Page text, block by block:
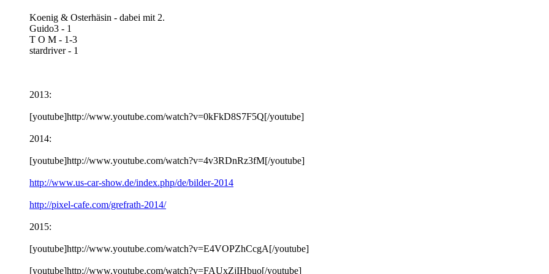
Koenig & Osterhäsin - dabei mit 2.
Guido3 - 1
T O M - 1-3
stardriver - 1
2013:
[youtube]http://www.youtube.com/watch?v=0kFkD8S7F5Q[/youtube]
2014:
[youtube]http://www.youtube.com/watch?v=4v3RDnRz3fM[/youtube]
http://www.us-car-show.de/index.php/de/bilder-2014
http://pixel-cafe.com/grefrath-2014/
2015:
[youtube]http://www.youtube.com/watch?v=E4VOPZhCcgA[/youtube]
[youtube]http://www.youtube.com/watch?v=FAUxZjIHbuo[/youtube]